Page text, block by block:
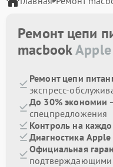
Ремонт цепи
macbookApple
Ремонт цепи
экспресс-
До 30% экономии
спецпредложения
Контроль на
Диагностика
Официальная
подтверждающими